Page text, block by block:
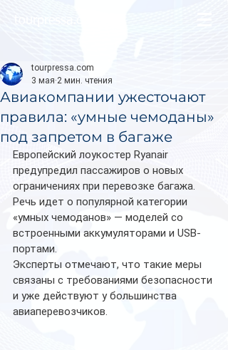
Авиакомпании ужесточают
правила: «умные чемоданы»
под запретом в багаже
tourpressa.com
3 мая 2 мин. чтения
Европейский лоукостер Ryanair
предупредил пассажиров о новых
ограничениях при перевозке багажа.
Речь идет о популярной категории
«умных чемоданов» — моделей со
встроенными аккумуляторами и USB-
портами.
Эксперты отмечают, что такие меры
связаны с требованиями безопасности
и уже действуют у большинства
авиаперевозчиков.